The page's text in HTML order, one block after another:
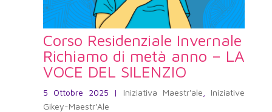
Corso Residenziale Invernale
Richiamo di metà anno – LA
VOCE DEL SILENZIO
5 Ottobre 2025 | Iniziativa Maestr'ale
Iniziative
Gikey-Maestr'Ale